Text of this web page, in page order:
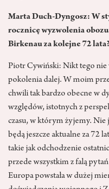
Marta Duch-Dyngosz: W
rocznicę wyzwolenia
Birkenau za kolejne 72
Piotr Cywiński: Nikt tego nie
pokolenia dalej. W moim
chwili tak bardzo obecne w
względów, istotnych z
czasu, w którym żyjemy. Nie
będą jeszcze aktualne za 72
takie jak odchodzenie
przede wszystkim z falą pytań
Europa powstała w dużej